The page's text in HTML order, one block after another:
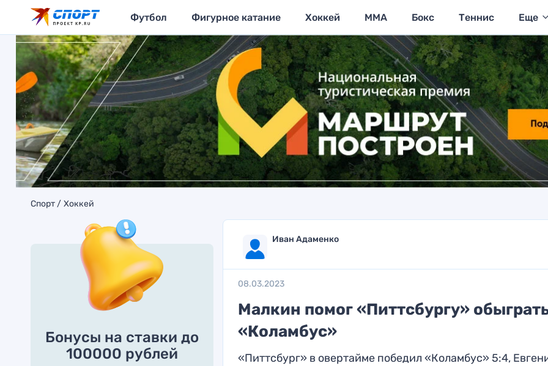
Футбол Фигурное катание Хоккей MMA Бокс Теннис Еще
Спорт Хоккей
Бонусы на ставки до
100000 рублей
Иван Адаменко
08.03.2023
Малкин помог «Питтсбургу»
«Коламбус»
«Питтсбург» в овертайме победил «Коламбус» 5:4,